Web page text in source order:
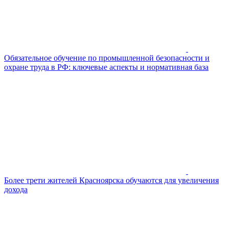
Обязательное обучение по промышленной безопасности и
охране труда в РФ: ключевые аспекты и нормативная база
Более трети жителей Красноярска обучаются для увеличения
дохода